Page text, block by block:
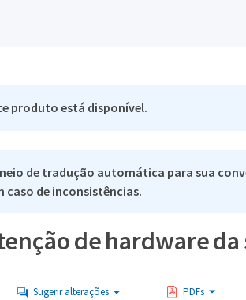
produto está disponível.
de tradução automática para sua
caso de inconsistências.
de hardware da
Sugerir alterações PDFs